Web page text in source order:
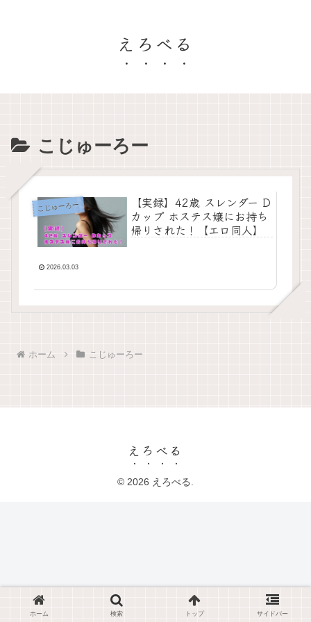
えろべる
こじゅーろー
こじゅーろー
【実録】42歳 スレンダー D
カップ ホステス嬢にお持ち
帰りされた！【エロ同人】
2026.03.03
ホーム こじゅーろー
えろべる
© 2026 えろべる.
ホーム 検索 トップ サイドバー